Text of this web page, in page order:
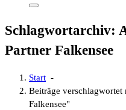
Schlagwortarchiv:
Partner Falkensee
Start -
Beiträge
Falkensee"